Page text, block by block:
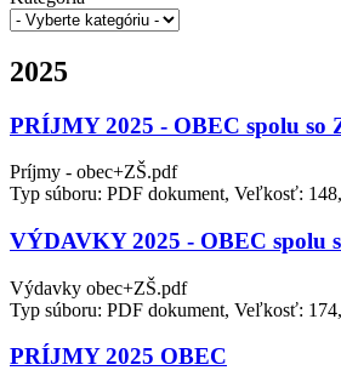
2025
PRÍJMY 2025 - OBEC spolu so
Príjmy - obec+ZŠ.pdf
Typ súboru: PDF dokument, Veľkosť:
VÝDAVKY 2025 - OBEC spolu
Výdavky obec+ZŠ.pdf
Typ súboru: PDF dokument, Veľkosť:
PRÍJMY 2025 OBEC